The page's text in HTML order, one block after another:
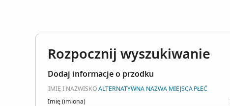
Rozpocznij wyszukiwanie
Dodaj informacje o przodku
IMIĘ I NAZWISKOALTERNATYWNA NAZWA MIEJSCAPŁEĆ
Imię (imiona)